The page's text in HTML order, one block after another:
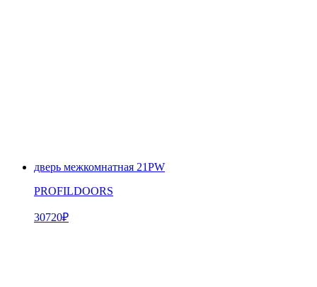
дверь межкомнатная 21PW
PROFILDOORS
30720₽